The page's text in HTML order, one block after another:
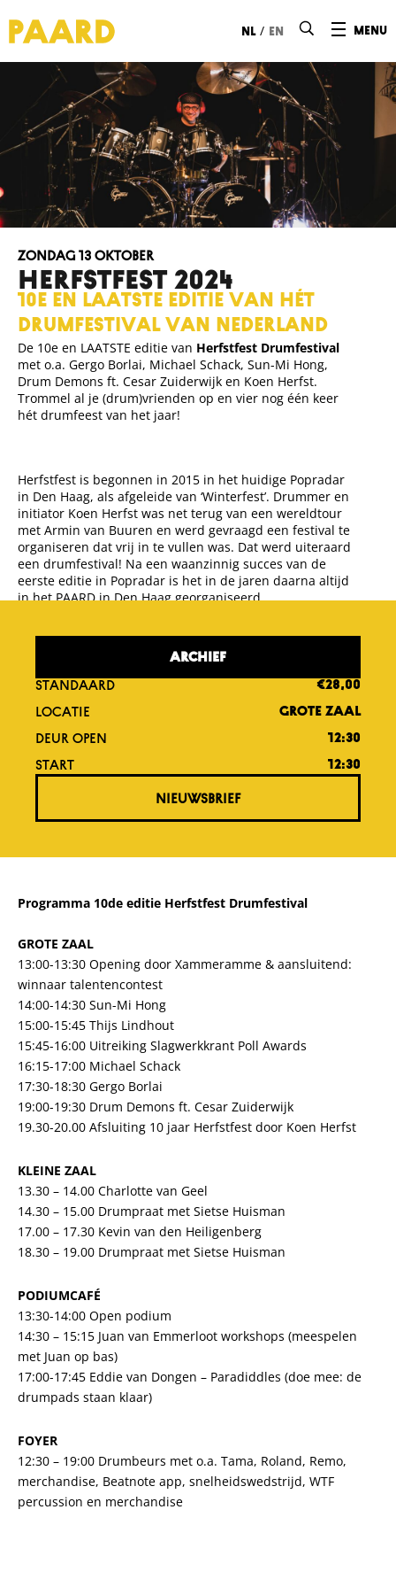
menu
nl / en
HERFSTFEST 2024
10e en laatste editie van hét
drumfestival van Nederland
zondag 13 oktober
De 10e en LAATSTE editie van Herfstfest Drumfestival
met o.a. Gergo Borlai, Michael Schack, Sun-Mi Hong,
Drum Demons ft. Cesar Zuiderwijk en Koen Herfst.
Trommel al je (drum)vrienden op en vier nog één keer
hét drumfeest van het jaar!
Herfstfest is begonnen in 2015 in het huidige Popradar
in Den Haag, als afgeleide van ‘Winterfest’. Drummer en
initiator Koen Herfst was net terug van een wereldtour
met Armin van Buuren en werd gevraagd een festival te
organiseren dat vrij in te vullen was. Dat werd uiteraard
een drumfestival! Na een waanzinnig succes van de
eerste editie in Popradar is het in de jaren daarna altijd
in het PAARD in Den Haag georganiseerd.
ARCHIEF
STANDAARD €28,00
LOCATIE GROTE ZAAL
DEUR OPEN 12:30
START 12:30
NIEUWSBRIEF
Programma 10de editie Herfstfest Drumfestival
GROTE ZAAL
13:00-13:30 Opening door Xammeramme & aansluitend:
winnaar talentencontest
14:00-14:30 Sun-Mi Hong
15:00-15:45 Thijs Lindhout
15:45-16:00 Uitreiking Slagwerkkrant Poll Awards
16:15-17:00 Michael Schack
17:30-18:30 Gergo Borlai
19:00-19:30 Drum Demons ft. Cesar Zuiderwijk
19.30-20.00 Afsluiting 10 jaar Herfstfest door Koen Herfst
KLEINE ZAAL
13.30 – 14.00 Charlotte van Geel
14.30 – 15.00 Drumpraat met Sietse Huisman
17.00 – 17.30 Kevin van den Heiligenberg
18.30 – 19.00 Drumpraat met Sietse Huisman
PODIUMCAFÉ
13:30-14:00 Open podium
14:30 – 15:15 Juan van Emmerloot workshops (meespelen
met Juan op bas)
17:00-17:45 Eddie van Dongen – Paradiddles (doe mee: de
drumpads staan klaar)
FOYER
12:30 – 19:00 Drumbeurs met o.a. Tama, Roland, Remo,
merchandise, Beatnote app, snelheidswedstrijd, WTF
percussion en merchandise